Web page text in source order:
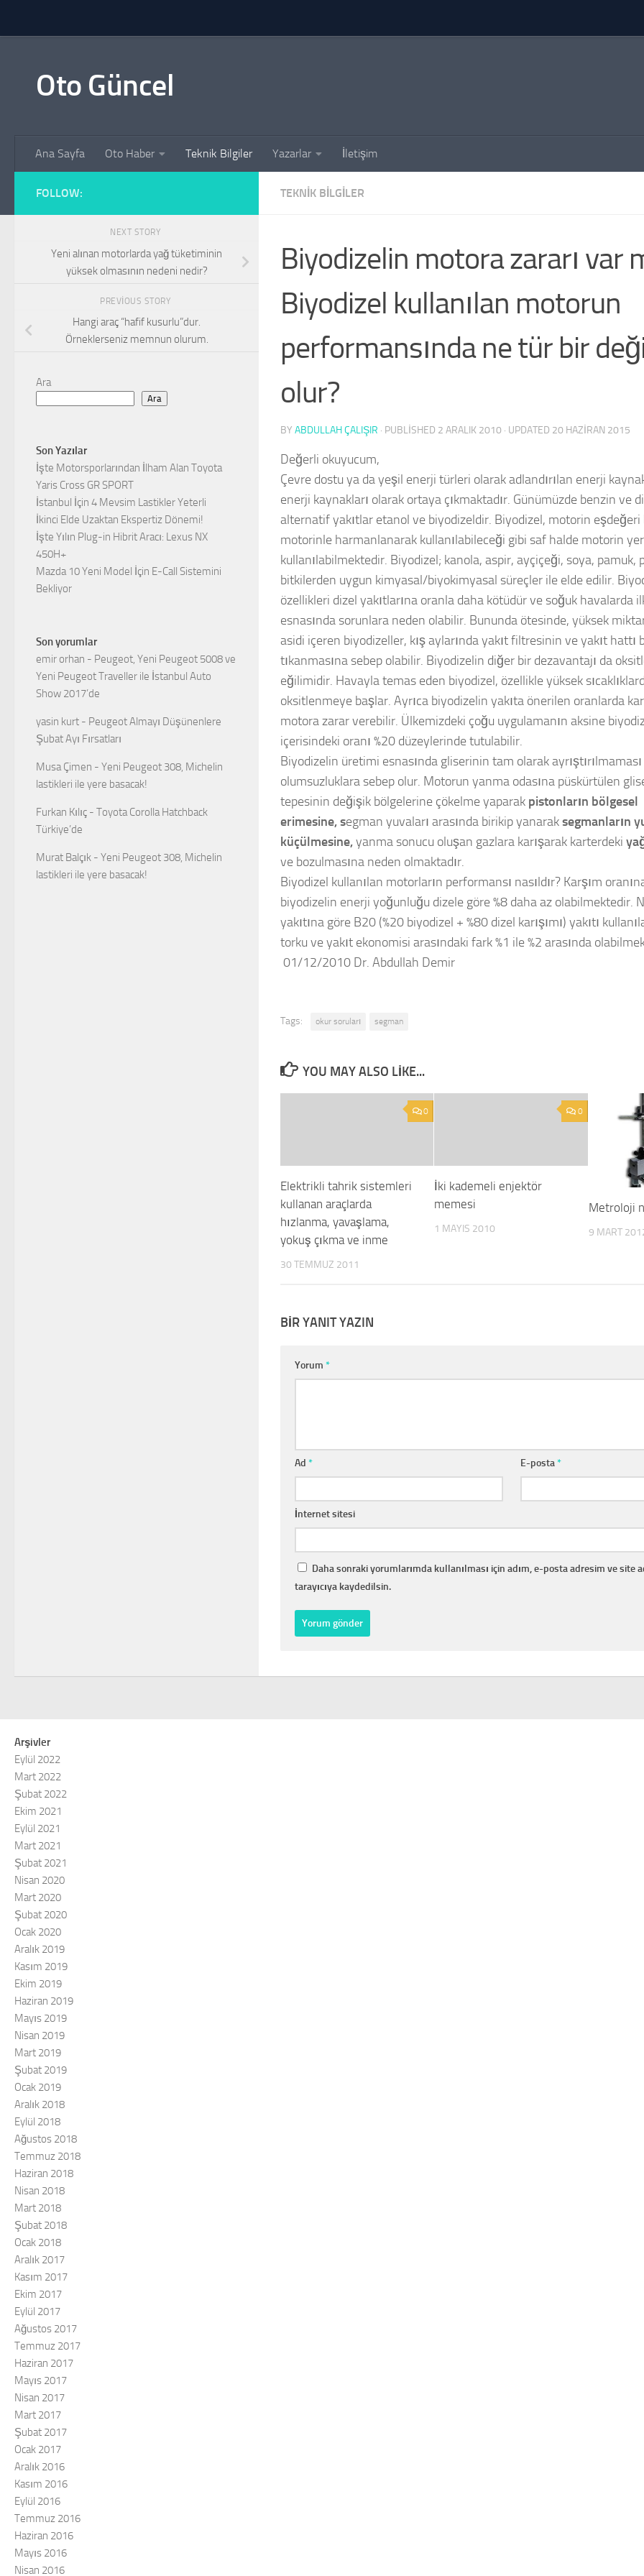
Oto Güncel
Ana Sayfa Oto Haber Teknik Bilgiler Yazarlar İletişim
TEKNIK BILGILER
Biyodizelin motora zararı var
Biyodizel kullanılan motorun
performansında ne tür bir
olur?
BY ABDULLAH ÇALIŞIR · PUBLISHED 2 ARALIK 2010 · UPDATED 20 HAZIRAN 2015
Değerli okuyucum,
Çevre dostu ya da yeşil enerji türleri olarak adlandırılan enerji
enerji kaynakları olarak ortaya çıkmaktadır. Günümüzde benzin ve
alternatif yakıtlar etanol ve biyodizeldir. Biyodizel, motorin eşdeğeri
motorinle harmanlanarak kullanılabileceği gibi saf halde motorin
kullanılabilmektedir. Biyodizel; kanola, aspir, ayçiçeği, soya, pamuk,
bitkilerden uygun kimyasal/biyokimyasal süreçler ile elde edilir.
özellikleri dizel yakıtlarına oranla daha kötüdür ve soğuk havalarda
esnasında sorunlara neden olabilir. Bununda ötesinde, yüksek
asidi içeren biyodizeller, kış aylarında yakıt filtresinin ve yakıt hattı
tıkanmasına sebep olabilir. Biyodizelin diğer bir dezavantajı da
eğilimidir. Havayla temas eden biyodizel, özellikle yüksek
oksitlenmeye başlar. Ayrıca biyodizelin yakıta önerilen oranlarda
motora zarar verebilir. Ülkemizdeki çoğu uygulamanın aksine
içerisindeki oranı %20 düzeylerinde tutulabilir.
Biyodizelin üretimi esnasında gliserinin tam olarak ayrıştırılmaması
olumsuzluklara sebep olur. Motorun yanma odasına püskürtülen
tepesinin değişik bölgelerine çökelme yaparak pistonların bölgesel
erimesine, segman yuvaları arasında birikip yanaraksegmanların
küçülmesine,yanma sonucu oluşan gazlara karışarak karterdeki
ve bozulmasına neden olmaktadır.
Biyodizel kullanılan motorların performansı nasıldır? Karşım
biyodizelin enerji yoğunluğu dizele göre %8 daha az olabilmektedir.
yakıtına göre B20 (%20 biyodizel + %80 dizel karışımı) yakıtı
torku ve yakıt ekonomisi arasındaki fark %1 ile %2 arasında
01/12/2010 Dr. Abdullah Demir
Tags: okur soruları segman
YOU MAY ALSO LIKE...
0
Elektrikli tahrik sistemleri
kullanan araçlarda
hızlanma, yavaşlama,
yokuş çıkma ve inme
30 TEMMUZ 2011
0
İki kademeli enjektör
memesi
1 MAYIS 2010
Metroloji
9 MART
BIR YANIT YAZIN
Yorum *
Ad * E-posta*
İnternet sitesi
Daha sonraki yorumlarımda kullanılması için adım, e-posta adresim ve site
tarayıcıya kaydedilsin.
FOLLOW:
NEXT STORY
Yeni alınan motorlarda yağ tüketiminin
yüksek olmasının nedeni nedir?
PREVIOUS STORY
Hangi araç “hafif kusurlu”dur.
Örneklerseniz memnun olurum.
Ara
Ara
Son Yazılar
İşte Motorsporlarından İlham Alan Toyota
Yaris Cross GR SPORT
İstanbul İçin 4 Mevsim Lastikler Yeterli
İkinci Elde Uzaktan Ekspertiz Dönemi!
İşte Yılın Plug-in Hibrit Aracı: Lexus NX
450H+
Mazda 10 Yeni Model İçin E-Call Sistemini
Bekliyor
Son yorumlar
emir orhan - Peugeot, Yeni Peugeot 5008 ve
Yeni Peugeot Traveller ile İstanbul Auto
Show 2017’de
yasin kurt - Peugeot Almayı Düşünenlere
Şubat Ayı Fırsatları
Musa Çimen - Yeni Peugeot 308, Michelin
lastikleri ile yere basacak!
Furkan Kılıç - Toyota Corolla Hatchback
Türkiye’de
Murat Balçık - Yeni Peugeot 308, Michelin
lastikleri ile yere basacak!
Arşivler
Eylül 2022
Mart 2022
Şubat 2022
Ekim 2021
Eylül 2021
Mart 2021
Şubat 2021
Nisan 2020
Mart 2020
Şubat 2020
Ocak 2020
Aralık 2019
Kasım 2019
Ekim 2019
Haziran 2019
Mayıs 2019
Nisan 2019
Mart 2019
Şubat 2019
Ocak 2019
Aralık 2018
Eylül 2018
Ağustos 2018
Temmuz 2018
Haziran 2018
Nisan 2018
Mart 2018
Şubat 2018
Ocak 2018
Aralık 2017
Kasım 2017
Ekim 2017
Eylül 2017
Ağustos 2017
Temmuz 2017
Haziran 2017
Mayıs 2017
Nisan 2017
Mart 2017
Şubat 2017
Ocak 2017
Aralık 2016
Kasım 2016
Eylül 2016
Temmuz 2016
Haziran 2016
Mayıs 2016
Nisan 2016